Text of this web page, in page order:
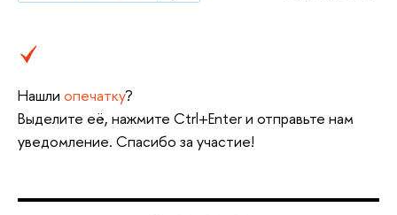
Нашли опечатку?
Выделите её, нажмите Ctrl+Enter и отправьте нам
уведомление. Спасибо за участие!